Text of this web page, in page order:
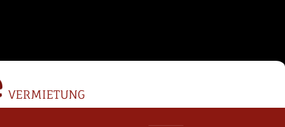
VERMIETUNG